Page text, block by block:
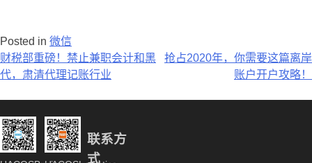
Posted in 微信
文
章
航
财税部重磅！禁止兼职会计和黑
代，肃清代理记账行业
抢占2020年，你需要这篇离岸
账户开户攻略！
联系方
式